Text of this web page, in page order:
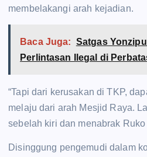
membelakangi arah kejadian.
Baca Juga: Satgas
Perlintasan Ilegal di
“Tapi dari kerusakan di TKP,
melaju dari arah Mesjid Raya.
sebelah kiri dan menabrak
Disinggung pengemudi dalam